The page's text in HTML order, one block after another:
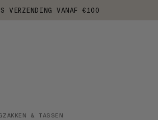
VERZENDING VANAF €100
& TASSEN